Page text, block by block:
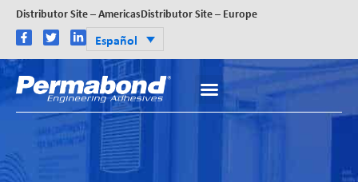
Distributor Site – AmericasDistributor Site – Europe
Español